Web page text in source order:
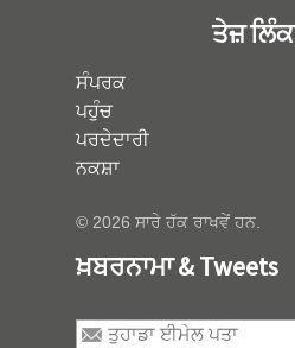
ਤੇਜ਼ ਲਿੰਕ
ਸੰਪਰਕ
ਪਹੁੰਚ
ਪਰਦੇਦਾਰੀ
ਨਕਸ਼ਾ
© 2026 ਸਾਰੇ ਹੱਕ ਰਾਖਵੇਂ ਹਨ.
ਖ਼ਬਰਨਾਮਾ & Tweets